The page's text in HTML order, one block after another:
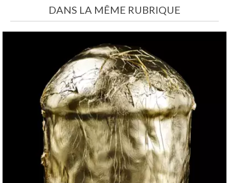
DANS LA MÊME RUBRIQUE